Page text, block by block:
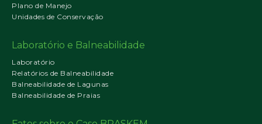
Plano de Manejo
Unidades de Conservação
Laboratório e Balneabilidade
Laboratório
Relatórios de Balneabilidade
Balneabilidade de Lagunas
Balneabilidade de Praias